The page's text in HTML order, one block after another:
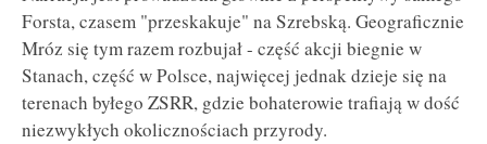
Forsta, czasem "przeskakuje" na Szrebską. Geograficznie
Mróz się tym razem rozbujał - część akcji biegnie w
Stanach, część w Polsce, najwięcej jednak dzieje się na
terenach byłego ZSRR, gdzie bohaterowie trafiają w dość
niezwykłych okolicznościach przyrody.